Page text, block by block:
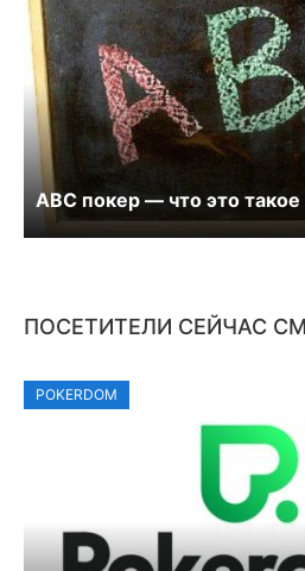
ABC покер — что это такое
ПОСЕТИТЕЛИ СЕЙЧАС
POKERDOM